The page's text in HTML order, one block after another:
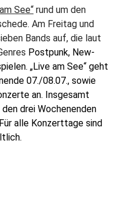
See“ rund um den
Am Freitag und
Bands auf, die laut
Postpunk, New-
„Live am See“ geht
07./08.07., sowie
an. Insgesamt
drei Wochenenden
alle Konzerttage sind